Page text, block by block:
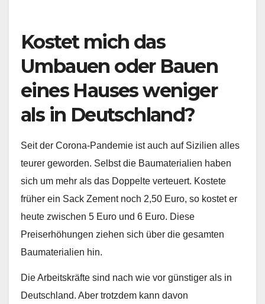
Kostet mich das
Umbauen oder Bauen
eines Hauses weniger
als in Deutschland?
Seit der Corona-Pandemie ist auch auf Sizilien alles
teurer geworden. Selbst die Baumaterialien haben
sich um mehr als das Doppelte verteuert. Kostete
früher ein Sack Zement noch 2,50 Euro, so kostet er
heute zwischen 5 Euro und 6 Euro. Diese
Preiserhöhungen ziehen sich über die gesamten
Baumaterialien hin.
Die Arbeitskräfte sind nach wie vor günstiger als in
Deutschland. Aber trotzdem kann davon